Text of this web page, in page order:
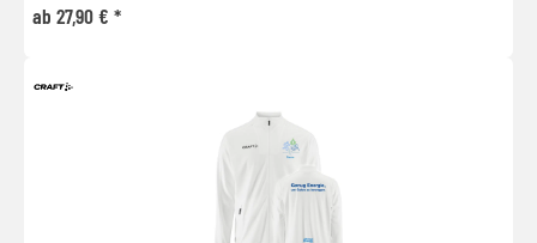
ab 27,90 € *